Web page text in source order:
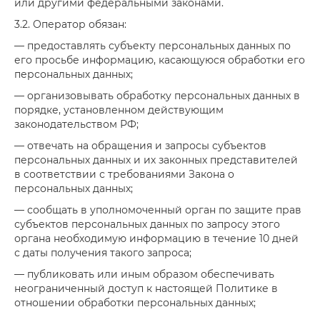
или другими федеральными законами.
3.2. Оператор обязан:
— предоставлять субъекту персональных данных по
его просьбе информацию, касающуюся обработки его
персональных данных;
— организовывать обработку персональных данных в
порядке, установленном действующим
законодательством РФ;
— отвечать на обращения и запросы субъектов
персональных данных и их законных представителей
в соответствии с требованиями Закона о
персональных данных;
— сообщать в уполномоченный орган по защите прав
субъектов персональных данных по запросу этого
органа необходимую информацию в течение 10 дней
с даты получения такого запроса;
— публиковать или иным образом обеспечивать
неограниченный доступ к настоящей Политике в
отношении обработки персональных данных;